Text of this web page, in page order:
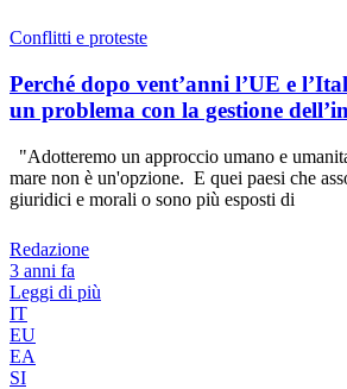
Conflitti e proteste
Perché dopo vent’anni l’UE e
un problema con la gestione
"Adotteremo un approccio umano e
mare non è un'opzione. E quei paesi che
giuridici e morali o sono più esposti di
Redazione
3 anni fa
Leggi di più
IT
EU
EA
SI